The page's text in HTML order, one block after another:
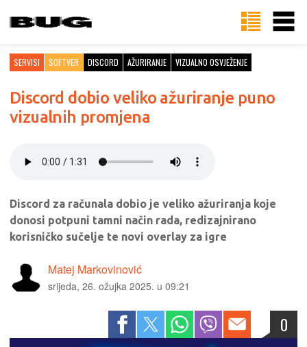
SERVISI SOFTVER DISCORD AŽURIRANJE VIZUALNO OSVJEŽENJE
Discord dobio veliko ažuriranje puno
vizualnih promjena
Discord za računala dobio je veliko ažuriranja koje
donosi potpuni tamni način rada, redizajnirano
korisničko sučelje te novi overlay za igre
Matej Markovinović
srijeda, 26. ožujka 2025. u 09:21
0